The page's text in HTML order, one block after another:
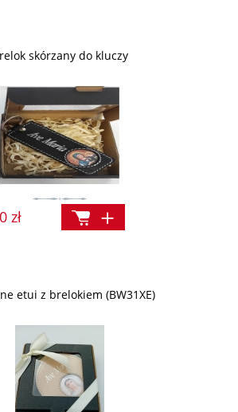
skórzany do kluczy
zł
etui z brelokiem (BW31XE)